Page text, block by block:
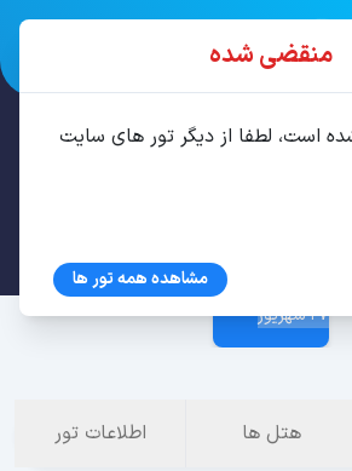
27 شهریور
هتل ها اطلاعات تور
منقضی شده
است، لطفا از دیگر تور های سایت
مشاهده همه تور ها